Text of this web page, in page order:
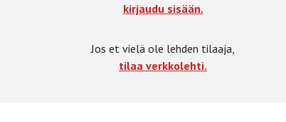
kirjaudu sisään.
Jos et vielä ole lehden tilaaja,
tilaa verkkolehti.